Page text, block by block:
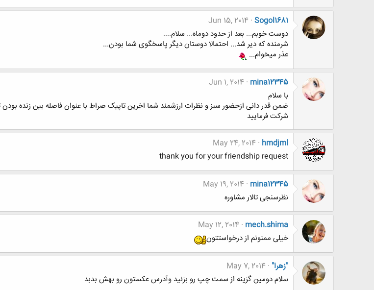
Sogol1681
Jun 15, 2014
دوست خوبم... بعد از حدود دوماه... سلام....
شرمنده که دیر شد... احتمالا دوستان دیگر پاسخگوی شما بودن...
عذر میخوام...
mina12345
Jun 1, 2014
با سلام
شرکت فرمایید
hmdjml
May 24, 2014
thank you for your friendship request
mina12345
May 19, 2014
نظرسنجی تالار مشاوره
mech.shima
May 12, 2014
خیلی ممنونم از درخواستتون
"زهرا" May 7, 2014
سلام دومين گزينه از سمت چپ رو بزنيد وآدرس عكستون رو بهش بدبد